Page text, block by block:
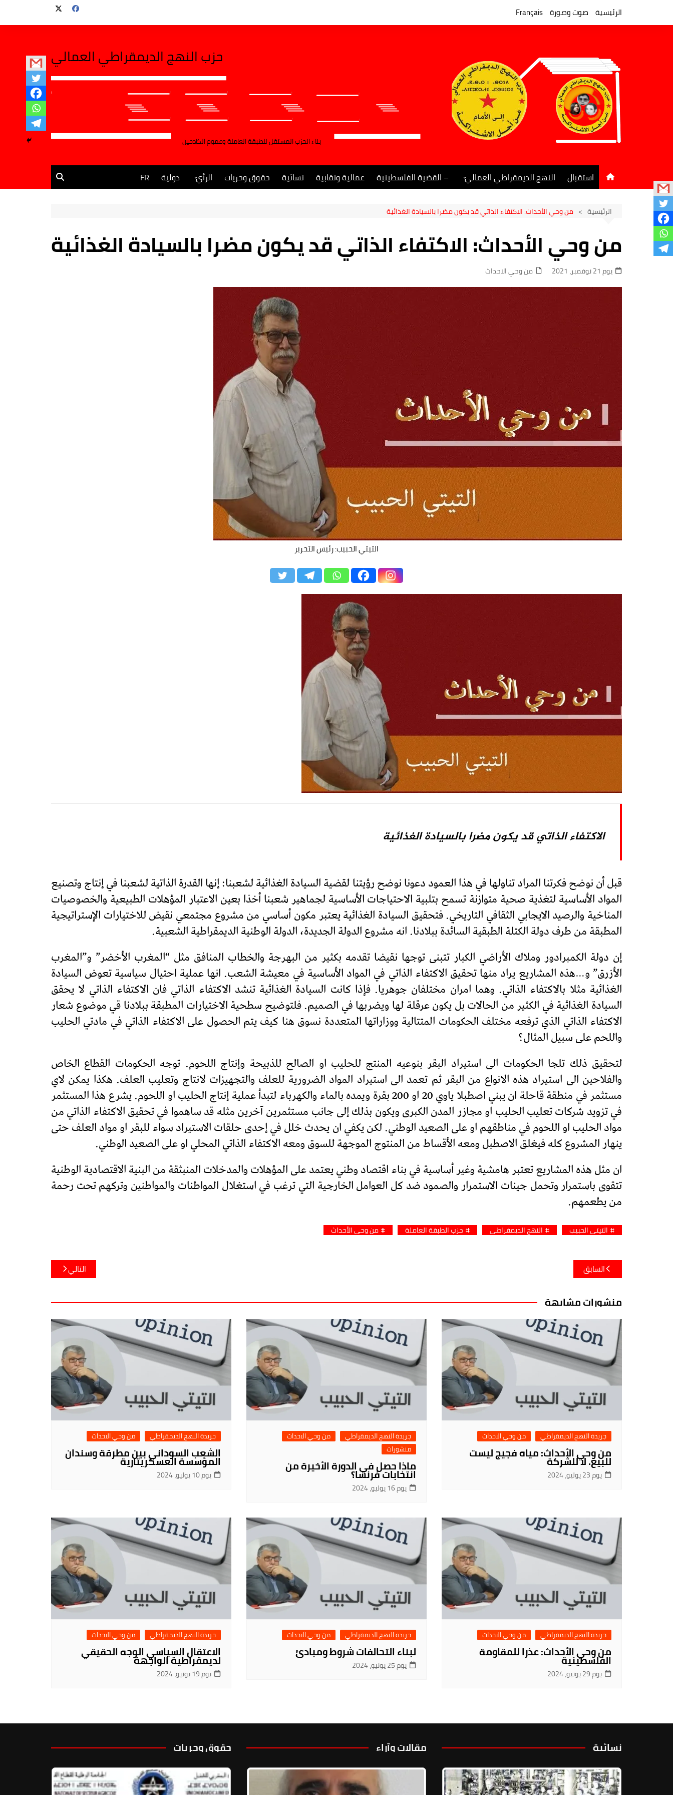
الرئيسية صوت وصورة Français
حزب النهج الديمقراطي العمالي
بناء الحزب المستقل للطبقة العاملة وعموم الكادحين
استقبال النهج الديمقراطي العمالي
جريدة النهج الديمقراطي
– القضية الفلسطينية عمالية ونقابية نسائية حقوق وحريات الرأي دولية FR
الرئيسية من وحي الأحداث: الاكتفاء الذاتي قد يكون مضرا بالسيادة الغذائية
من وحي الأحداث: الاكتفاء الذاتي قد يكون مضرا بالسيادة الغذائية
يوم 21 نوفمبر، 2021 من وحي الاحداث
التيتي الحبيب: رئيس التحرير
الاكتفاء الذاتي قد يكون مضرا بالسيادة الغذائية
قبل أن نوضح فكرتنا المراد تناولها في هذا العمود دعونا نوضح رؤيتنا لقضية السيادة الغذائية لشعبنا: إنها القدرة الذاتية لشعبنا في إنتاج وتصنيع
المواد الأساسية لتغذية صحية متوازنة تسمح بتلبية الاحتياجات الأساسية لجماهير شعبنا أخذا بعين الاعتبار المؤهلات الطبيعية والخصوصيات
المناخية والرصيد الايجابي الثقافي التاريخي. فتحقيق السيادة الغذائية يعتبر مكون أساسي من مشروع مجتمعي نقيض للاختيارات الإستراتيجية
المطبقة من طرف دولة الكتلة الطبقية السائدة ببلادنا. انه مشروع الدولة الجديدة، الدولة الوطنية الديمقراطية الشعبية.
إن دولة الكمبرادور وملاك الأراضي الكبار تتبنى توجها نقيضا تقدمه بكثير من البهرجة والخطاب المنافق مثل “المغرب الأخضر” و”المغرب
الأزرق” و…هذه المشاريع يراد منها تحقيق الاكتفاء الذاتي في المواد الأساسية في معيشة الشعب. انها عملية احتيال سياسية تعوض السيادة
الغذائية مثلا بالاكتفاء الذاتي. وهما امران مختلفان جوهريا. فإذا كانت السيادة الغذائية تنشد الاكتفاء الذاتي فان الاكتفاء الذاتي لا يحقق
السيادة الغذائية في الكثير من الحالات بل يكون عرقلة لها ويضربها في الصميم. فلتوضيح سطحية الاختيارات المطبقة ببلادنا قي موضوع شعار
الاكتفاء الذاتي الذي ترفعه مختلف الحكومات المتتالية ووزاراتها المتعددة نسوق هنا كيف يتم الحصول على الاكتفاء الذاتي في مادتي الحليب
واللحم على سبيل المثال؟
لتحقيق ذلك تلجا الحكومات الى استيراد البقر بنوعيه المنتج للحليب او الصالح للذبيحة وإنتاج اللحوم. توجه الحكومات القطاع الخاص
والفلاحين الى استيراد هذه الانواع من البقر ثم تعمد الى استيراد المواد الضرورية للعلف والتجهيزات لانتاج وتعليب العلف. هكذا يمكن لاي
مستثمر في منطقة قاحلة ان يبني اصطبلا ياوي 20 او 200 بقرة ويمده بالماء والكهرباء لتبدأ عملية إنتاج الحليب او اللحوم. يشرع هذا المستثمر
في تزويد شركات تعليب الحليب او مجازر المدن الكبرى ويكون بذلك إلى جانب مستثمرين آخرين مثله قد ساهموا في تحقيق الاكتفاء الذاتي من
مواد الحليب او اللحوم في مناطقهم او على الصعيد الوطني. لكن يكفي ان يحدث خلل في إحدى حلقات الاستيراد سواء للبقر او مواد العلف حتى
ينهار المشروع كله فيغلق الاصطبل ومعه الأقساط من المنتوج الموجهة للسوق ومعه الاكتفاء الذاتي المحلي او على الصعيد الوطني.
ان مثل هذه المشاريع تعتبر هامشية وغير أساسية في بناء اقتصاد وطني يعتمد على المؤهلات والمدخلات المنبثقة من البنية الاقتصادية الوطنية
تتقوى باستمرار وتحمل جينات الاستمرار والصمود ضد كل العوامل الخارجية التي ترغب في استغلال المواطنات والمواطنين وتركهم تحت رحمة
من يطعمهم.
التيتي الحبيب النهج الديمقراطي حزب الطبقة العاملة من وحي الأحداث
تصفّح
المقالات
السابق التالي
منشورات مشابهة
جريدة النهج الديمقراطي من وحي الاحداث
من وحي الأحداث: مياه فجيج ليست
للبيع. لا للشركة
يوم 23 يوليو، 2024
جريدة النهج الديمقراطي
من وحي الاحداث
منشورات
ماذا حصل في الدورة الأخيرة من
انتخابات فرنسا؟
يوم 16 يوليو، 2024
جريدة النهج الديمقراطي من وحي الاحداث
الشعب السوداني بين مطرقة وسندان
المؤسسة العسكريتارية
يوم 10 يوليو، 2024
جريدة النهج الديمقراطي من وحي الاحداث
من وحي الأحداث: عذرا للمقاومة
الفلسطينية
يوم 29 يونيو، 2024
جريدة النهج الديمقراطي من وحي الاحداث
لبناء التحالفات شروط ومبادئ
يوم 25 يونيو، 2024
جريدة النهج الديمقراطي من وحي الاحداث
الاعتقال السياسي الوجه الحقيقي
لديمقراطية الواجهة
يوم 19 يونيو، 2024
نسائية مقالات وآراء حقوق وحريات